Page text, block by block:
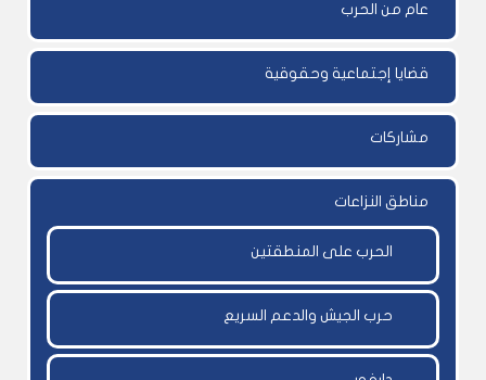
عام من الحرب
قضايا إجتماعية وحقوقية
مشاركات
مناطق النزاعات
الحرب على المنطقتين
حرب الجيش والدعم السريع